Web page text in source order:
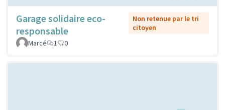
Garage solidaire eco-
responsable
Non retenue par le tri
citoyen
Marcé
1 0